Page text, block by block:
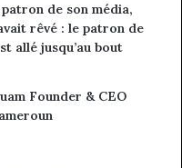
de son média,
rêvé : le patron de
allé jusqu’au bout
Founder & CEO